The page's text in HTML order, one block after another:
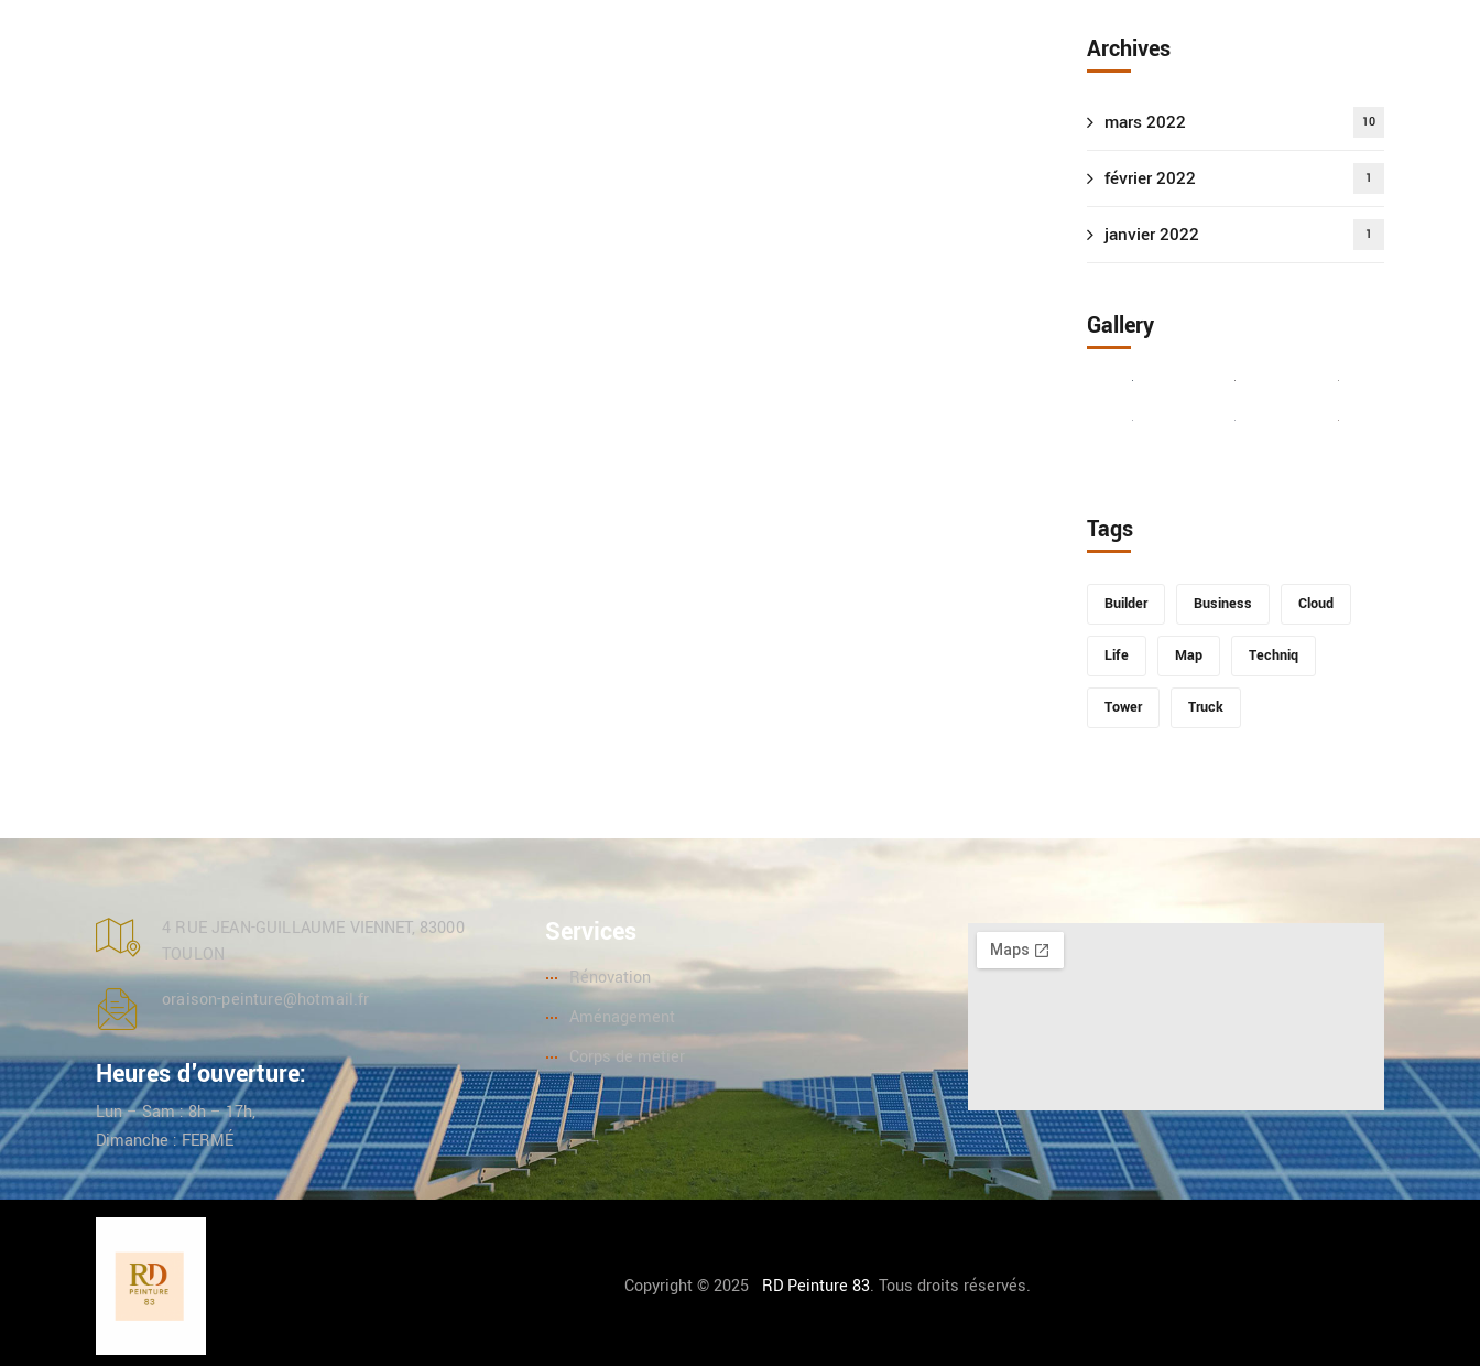
Archives
mars 2022 10
février 2022 1
janvier 2022 1
Gallery
Tags
Builder Business Cloud
Life Map Techniq
Tower Truck
4 RUE JEAN-GUILLAUME VIENNET, 83000
TOULON
oraison-peinture@hotmail.fr
Heures d'ouverture:
Lun – Sam : 8h – 17h,
Dimanche : FERMÉ
Services
Rénovation
Aménagement
Corps de metier
Copyright © 2025 RD Peinture 83. Tous droits réservés.